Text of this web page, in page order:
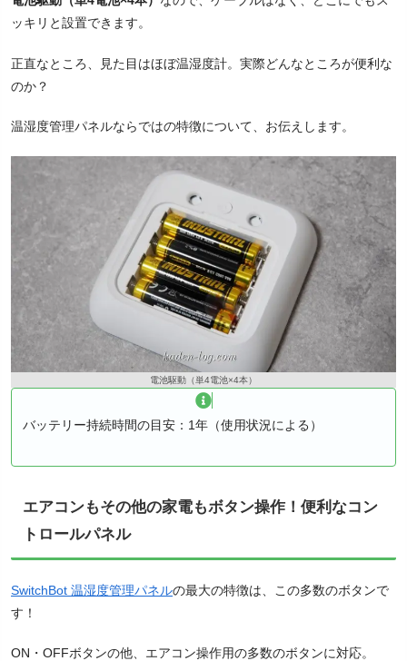
ッキリと設置できます。
正直なところ、見た目はほぼ温湿度計。実際どんなところが便利な
のか？
温湿度管理パネルならではの特徴について、お伝えします。
電池駆動（単4電池×4本）
バッテリー持続時間の目安：1年（使用状況による）
エアコンもその他の家電もボタン操作！便利なコン
トロールパネル
SwitchBot 温湿度管理パネルの最大の特徴は、この多数のボタンで
す！
ON・OFFボタンの他、エアコン操作用の多数のボタンに対応。